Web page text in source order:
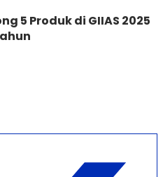
5 Produk di GIIAS 2025